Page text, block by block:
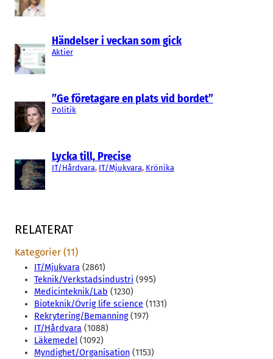
Händelser i veckan som gick
Aktier
”Ge företagare en plats vid bordet”
Politik
Lycka till, Precise
IT/Hårdvara, IT/Mjukvara, Krönika
RELATERAT
Kategorier (11)
IT/Mjukvara (2861)
Teknik/Verkstadsindustri (995)
Medicinteknik/Lab (1230)
Bioteknik/Övrig life science (1131)
Rekrytering/Bemanning(197)
IT/Hårdvara (1088)
Läkemedel (1092)
Myndighet/Organisation (1153)